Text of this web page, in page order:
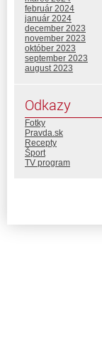
február 2024
január 2024
december 2023
november 2023
október 2023
september 2023
august 2023
Odkazy
Fotky
Pravda.sk
Recepty
Šport
TV program